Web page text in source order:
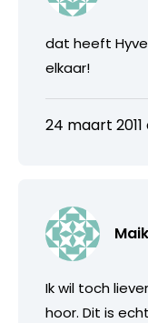
dat heeft
elkaar!
24 maart 2011
Ik wil toch
hoor. Dit is